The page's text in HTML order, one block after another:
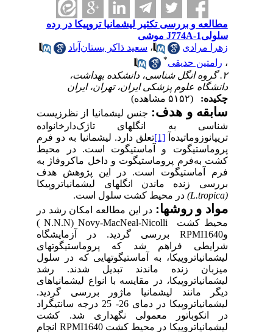
و بررسی تکثیر لیشمانیا تروپیکا در رده
،سعید ذاکر بستان‌آباد
حدیقی
گروه انگل شناسی، دانشکده بهداشت،
علوم پزشکی ایران، تهران، ایران
و هدف: جنس لیشمانیا از نظرزیست
به انگل
های تاژکدارخانواده
آ[1]تعلق دارد. لیشمانیا به دو فرم
و آماستیگوت است. در محیط
فرم پروماستیگوت و داخل ماکروفاژ به
آماستیگوت است. در این پژوهش هدف
ماندن انگل­های
لیشمانیاتروپیکا
در محیط کشت سلول است.
و روش­ها: در این مطالعه امکان رشددر
Novy-MacNeal-Nicolli
(
N.N.N
)
بررسی گردید.در آزمایشگاه
فراهم شدکه
پروماستیگوت­های
به آماستیگوت­هایی که در سلول
زنده ­ماندند تبدیل شدند
رشد
،در مقایسه با انواع لیشمانیاهای
لیشمانیا ماژور
بررسی گردید.
در دمای 26- 25 درجه سانتی­گراد
معمولی نگهداری شد. کشت
در محیط کشتRPMI1640انجام